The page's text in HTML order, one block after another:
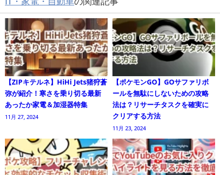
【ZIPキテルネ】HiHi Jets猪狩蒼
弥が紹介！寒さを乗り切る最新
あったか家電＆加湿器特集
11月 27, 2024
【ポケモンGO】GOサファリボ
ールを無駄にしないための攻略
法は？リサーチタスクを確実に
クリアする方法
11月 23, 2024